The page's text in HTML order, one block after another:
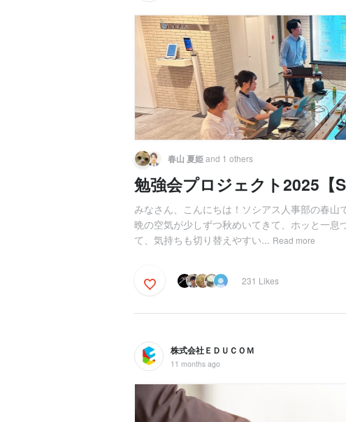
春山 夏姫and 1 others
勉強会プロジェクト2025【
みなさん、こんにちは！ソシアス人事部の春
晩の空気が少しずつ秋めいてきて、ホッと一
て、気持ちも切り替えやすい... Read more
231 Likes
株式会社ＥＤＵＣＯＭ
11 months ago